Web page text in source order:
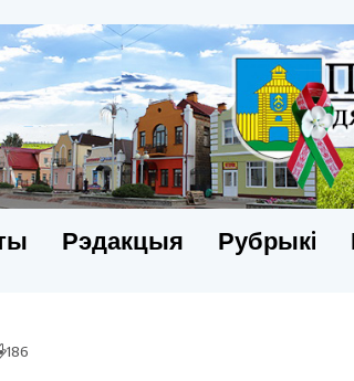
Рэдакцыя Рубрыкi
186